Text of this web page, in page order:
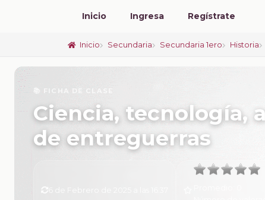
Inicio Ingresa Regístrate
Inicio Secundaria Secundaria 1ero Historia
📚 FICHA DE CLASE
Ciencia, tecnología,
de entreguerras